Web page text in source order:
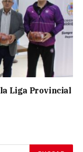
Liga Provincial